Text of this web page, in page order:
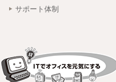
サポート体制